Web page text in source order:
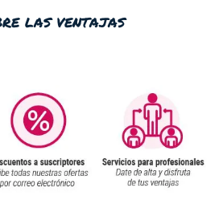
las ventajas